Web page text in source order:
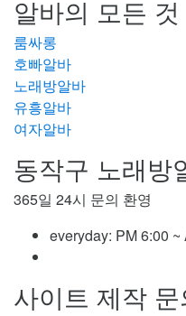
알바의 모든 것
룸싸롱
호빠알바
노래방알바
유흥알바
여자알바
동작구 노래방
365일 24시 문의 환영
everyday: PM 6:00 ~
사이트 제작 문